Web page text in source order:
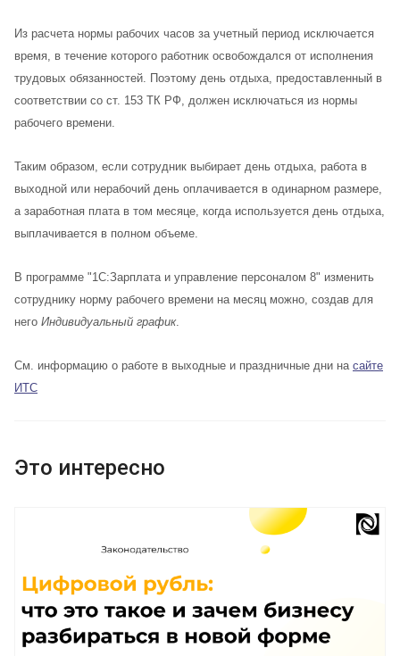
Из расчета нормы рабочих часов за учетный период исключается
время, в течение которого работник освобождался от исполнения
трудовых обязанностей. Поэтому день отдыха, предоставленный в
соответствии со ст. 153 ТК РФ, должен исключаться из нормы
рабочего времени.
Таким образом, если сотрудник выбирает день отдыха, работа в
выходной или нерабочий день оплачивается в одинарном размере,
а заработная плата в том месяце, когда используется день отдыха,
выплачивается в полном объеме.
В программе "1С:Зарплата и управление персоналом 8" изменить
сотруднику норму рабочего времени на месяц можно, создав для
него Индивидуальный график.
См. информацию о работе в выходные и праздничные дни на сайте
ИТС
Это интересно